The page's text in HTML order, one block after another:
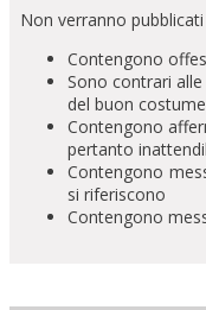
Non verranno
Contengono
Sono contrari
del buon costume
Contengono
pertanto
Contengono
si riferiscono
Contengono